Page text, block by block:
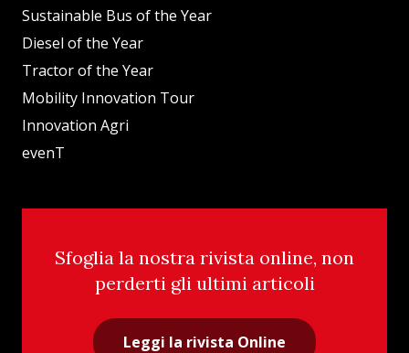
Sustainable Bus of the Year
Diesel of the Year
Tractor of the Year
Mobility Innovation Tour
Innovation Agri
evenT
Sfoglia la nostra rivista online, non
perderti gli ultimi articoli
Leggi la rivista Online